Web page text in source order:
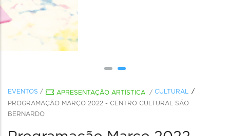
EVENTOS / APRESENTAÇÃO ARTÍSTICA / CULTURAL
PROGRAMAÇÃO MARÇO 2022 - CENTRO CULTURAL SÃO
BERNARDO